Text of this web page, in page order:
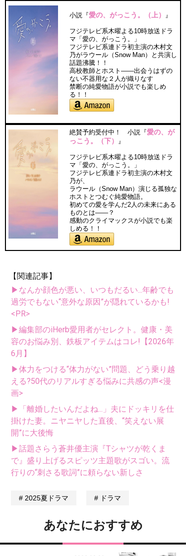
小説『愛の、がっこう。（上） 』
フジテレビ系木曜よる10時放送ドラ
マ「愛の、がっこう。」
フジテレビ系連ドラ初主演の木村文
乃がラウール（Snow Man）と共演し
話題沸騰！！
高校教師とホスト――出会うはずの
ない不器用な２人が織りなす
禁断の純愛物語が小説でも楽しめ
る！！
絶賛予約受付中！ 小説『愛の、が
っこう。（下） 』
フジテレビ系木曜よる10時放送ドラ
マ「愛の、がっこう。」
フジテレビ系連ドラ初主演の木村文
乃が、
ラウール（Snow Man）演じる孤独な
ホストとつむぐ純愛物語。
初めての愛を学んだ2人の未来にある
ものとは――？
感動のクライマックスが小説でも楽
しめる！！
【関連記事】
▶なんか顔色が悪い、いつもだるい...年齢でも
過労でもない“意外な原因”が隠れているかも!
<PR>
▶編集部のiHerb愛用者がセレクト。健康・美
容のお悩み別、鉄板アイテムはコレ!【2026年
6月】
▶体力をつける“体力がない”問題、どう乗り越
える?50代のリアルすぎる悩みに共感の声<漫
画>
▶「離婚したいんだよね...」夫にドッキリを仕
掛けた妻。ニヤニヤした直後、“笑えない展
開”に大後悔
▶話題さらう蒼井優主演『Tシャツが乾くま
で』盛り上げるスピッツ主題歌がスゴい。流
行りの“刺さる歌詞”に頼らない新しさ
2025夏ドラマ ドラマ
あなたにおすすめ